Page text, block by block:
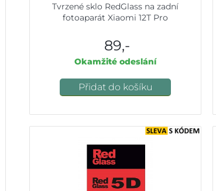
Tvrzené sklo RedGlass na zadní
fotoaparát Xiaomi 12T Pro
89,-
Okamžité odeslání
Přidat do košíku